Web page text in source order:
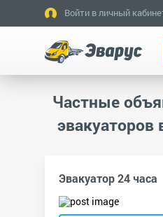
Войти в личный
Частные
эвакуаторов
Эвакуатор 24 часа